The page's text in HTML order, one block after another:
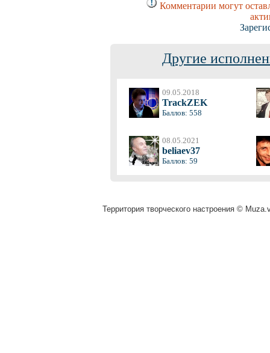
Комментарии могут
Другие
09.05.2018
TrackZEK
Баллов: 558
08.05.2021
beliaev37
Баллов: 59
Территория творческого настроения ©